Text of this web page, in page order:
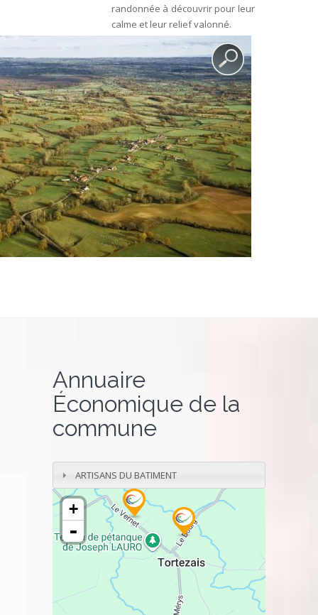
randonnée à découvrir pour leur
calme et leur relief valonné.
Annuaire
Économique de la
commune
ARTISANS DU BATIMENT
+
-